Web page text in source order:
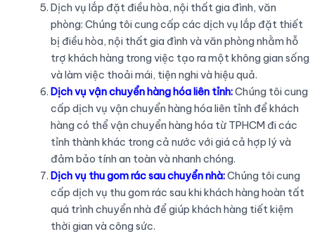
Dịch vụ lắp đặt điều hòa, nội thất gia đình, văn
phòng: Chúng tôi cung cấp các dịch vụ lắp đặt thiết
bị điều hòa, nội thất gia đình và văn phòng nhằm hỗ
trợ khách hàng trong việc tạo ra một không gian sống
và làm việc thoải mái, tiện nghi và hiệu quả.
Dịch vụ vận chuyển hàng hóa liên tỉnh:Chúng tôi cung
cấp dịch vụ vận chuyển hàng hóa liên tỉnh để khách
hàng có thể vận chuyển hàng hóa từ TPHCM đi các
tỉnh thành khác trong cả nước với giá cả hợp lý và
đảm bảo tính an toàn và nhanh chóng.
Dịch vụ thu gom rác sau chuyển nhà:Chúng tôi cung
cấp dịch vụ thu gom rác sau khi khách hàng hoàn tất
quá trình chuyển nhà để giúp khách hàng tiết kiệm
thời gian và công sức.